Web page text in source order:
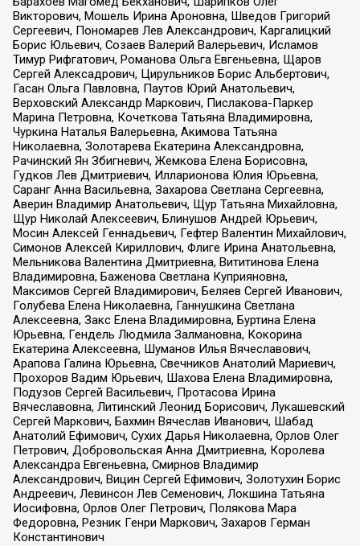
Викторович, Мошель Ирина Ароновна, Шведов Григорий
Сергеевич, Пономарев Лев Александрович, Каргалицкий
Борис Юльевич, Созаев Валерий Валерьевич, Исламов
Тимур Рифгатович, Романова Ольга Евгеньевна, Щаров
Сергей Алексадрович, Цирульников Борис Альбертович,
Гасан Ольга Павловна, Паутов Юрий Анатольевич,
Верховский Александр Маркович, Пислакова-Паркер
Марина Петровна, Кочеткова Татьяна Владимировна,
Чуркина Наталья Валерьевна, Акимова Татьяна
Николаевна, Золотарева Екатерина Александровна,
Рачинский Ян Збигневич, Жемкова Елена Борисовна,
Гудков Лев Дмитриевич, Илларионова Юлия Юрьевна,
Саранг Анна Васильевна, Захарова Светлана Сергеевна,
Аверин Владимир Анатольевич, Щур Татьяна Михайловна,
Щур Николай Алексеевич, Блинушов Андрей Юрьевич,
Мосин Алексей Геннадьевич, Гефтер Валентин Михайлович,
Симонов Алексей Кириллович, Флиге Ирина Анатольевна,
Мельникова Валентина Дмитриевна, Вититинова Елена
Владимировна, Баженова Светлана Куприяновна,
Максимов Сергей Владимирович, Беляев Сергей Иванович,
Голубева Елена Николаевна, Ганнушкина Светлана
Алексеевна, Закс Елена Владимировна, Буртина Елена
Юрьевна, Гендель Людмила Залмановна, Кокорина
Екатерина Алексеевна, Шуманов Илья Вячеславович,
Арапова Галина Юрьевна, Свечников Анатолий Мариевич,
Прохоров Вадим Юрьевич, Шахова Елена Владимировна,
Подузов Сергей Васильевич, Протасова Ирина
Вячеславовна, Литинский Леонид Борисович, Лукашевский
Сергей Маркович, Бахмин Вячеслав Иванович, Шабад
Анатолий Ефимович, Сухих Дарья Николаевна, Орлов Олег
Петрович, Добровольская Анна Дмитриевна, Королева
Александра Евгеньевна, Смирнов Владимир
Александрович, Вицин Сергей Ефимович, Золотухин Борис
Андреевич, Левинсон Лев Семенович, Локшина Татьяна
Иосифовна, Орлов Олег Петрович, Полякова Мара
Федоровна, Резник Генри Маркович, Захаров Герман
Константинович